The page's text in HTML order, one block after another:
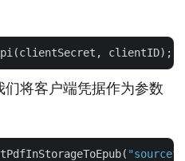
将客户端凭据作为参数